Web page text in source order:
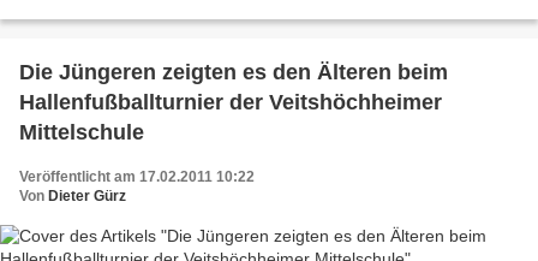
Die Jüngeren zeigten es den Älteren beim
Hallenfußballturnier der Veitshöchheimer
Mittelschule
Veröffentlicht am 17.02.2011 10:22
Von Dieter Gürz